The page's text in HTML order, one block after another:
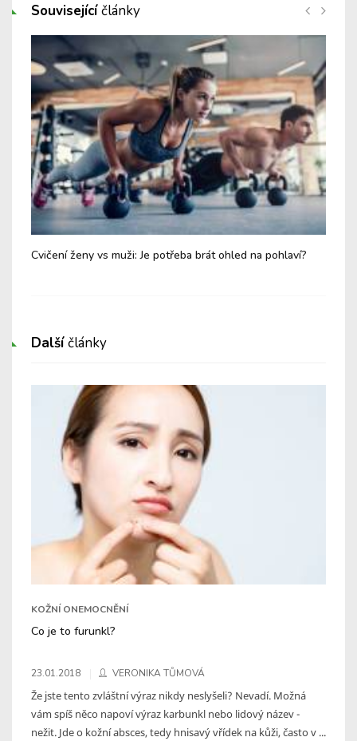
Souvisejícíčlánky
Cvičení ženy vs muži: Je potřeba brát ohled na pohlaví?
Dalšíčlánky
KOŽNÍ ONEMOCNĚNÍ
Co je to furunkl?
23.01.2018 VERONIKA TŮMOVÁ
Že jste tento zvláštní výraz nikdy neslyšeli? Nevadí. Možná
vám spíš něco napoví výraz karbunkl nebo lidový název -
nežit. Jde o kožní absces, tedy hnisavý vřídek na kůži, často v ...